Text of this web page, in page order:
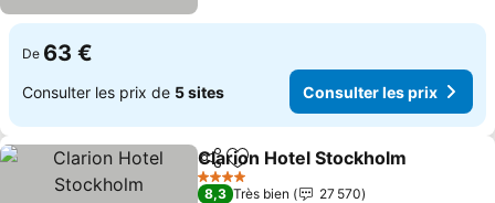
De 63 €
Consulter les prix de 5 sites Consulter les prix
PartagerAjouter à mes favoris
Clarion Hotel Stockholm
4 Étoiles
8,3 Très bien
27 570